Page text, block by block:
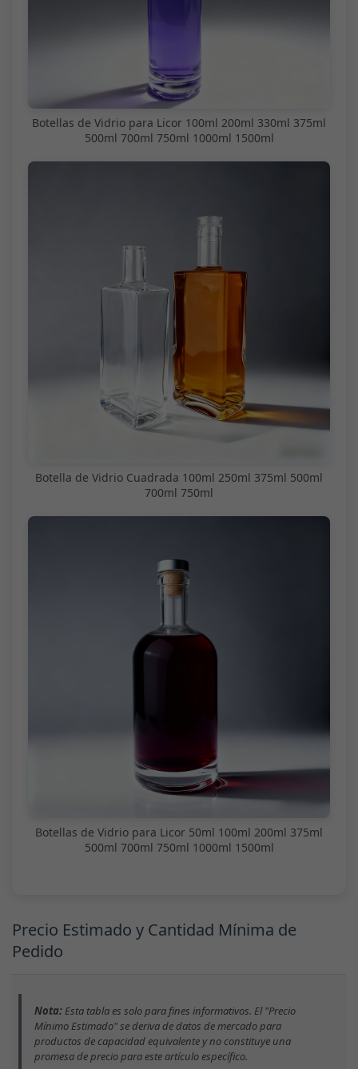
Botellas de Vidrio para Licor 100ml 200ml 330ml 375ml
500ml 700ml 750ml 1000ml 1500ml
Botella de Vidrio Cuadrada 100ml 250ml 375ml 500ml
700ml 750ml
Botellas de Vidrio para Licor 50ml 100ml 200ml 375ml
500ml 700ml 750ml 1000ml 1500ml
Precio Estimado y Cantidad Mínima de
Pedido
Nota:Esta tabla es solo para fines informativos. El "Precio
Mínimo Estimado" se deriva de datos de mercado para
productos de capacidad equivalente y no constituye una
promesa de precio para este artículo específico.